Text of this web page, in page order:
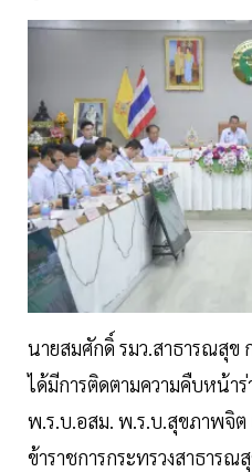
นายสมศักดิ์ รมว.สาธารณสุข
ได้มีการติดตามความคืบหน้า
พ.ร.บ.อสม. พ.ร.บ.สุขภาพจิต
ข้าราชการกระทรวงสาธารณ